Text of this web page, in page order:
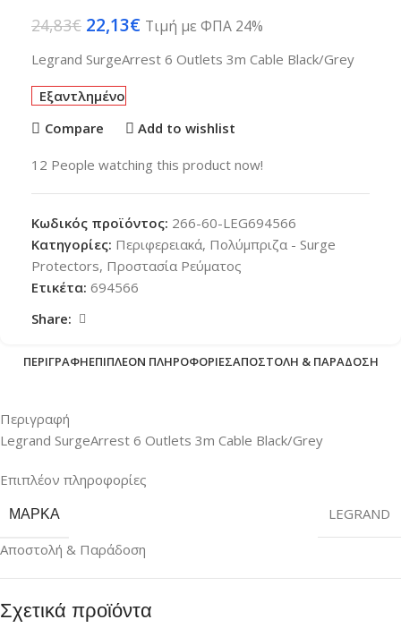
24,83€ 22,13€ Τιμή με ΦΠΑ 24%
Legrand SurgeArrest 6 Outlets 3m Cable Black/Grey
Εξαντλημένο
Compare
Add to wishlist
12 People watching this product now!
Κωδικός προϊόντος: 266-60-LEG694566
Κατηγορίες: Περιφερειακά, Πολύμπριζα - Surge
Protectors, Προστασία Ρεύματος
Ετικέτα: 694566
Share:
ΠΕΡΙΓΡΑΦΉΕΠΙΠΛΈΟΝ ΠΛΗΡΟΦΟΡΊΕΣΑΠΟΣΤΟΛΉ & ΠΑΡΆΔΟΣΗ
Περιγραφή
Legrand SurgeArrest 6 Outlets 3m Cable Black/Grey
Επιπλέον πληροφορίες
ΜΆΡΚΑ
LEGRAND
Αποστολή & Παράδοση
Σχετικά προϊόντα